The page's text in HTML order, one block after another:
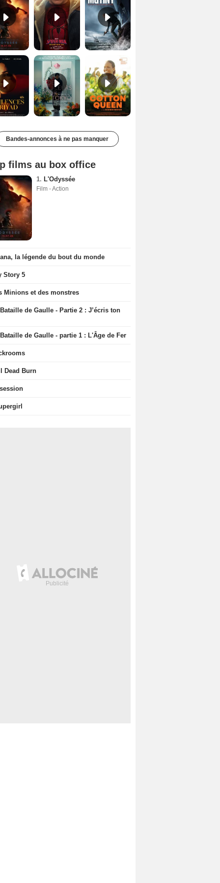
Les Silences de Riyad Bande-annonce VO STFR Cotton Queen Bande-annonce VO STFR
Bandes-annonces à ne pas manquer
films au box office
1. L'Odyssée
Film - Action
la légende du bout du monde
Story 5
Minions et des monstres
de Gaulle - Partie 2 : J’écris ton
de Gaulle - partie 1 : L'Âge de Fer
Dead Burn